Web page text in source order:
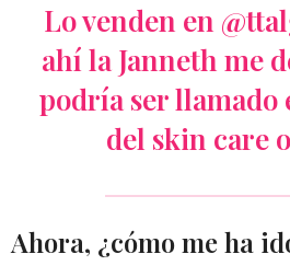
Lo venden en
ahí la Janneth me
podría ser llamado
del skin care
Ahora, ¿cómo me ha